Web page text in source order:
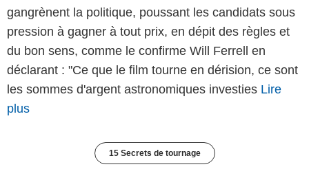
gangrènent la politique, poussant les candidats sous
pression à gagner à tout prix, en dépit des règles et
du bon sens, comme le confirme Will Ferrell en
déclarant : "Ce que le film tourne en dérision, ce sont
les sommes d'argent astronomiques investies Lire
plus
15 Secrets de tournage